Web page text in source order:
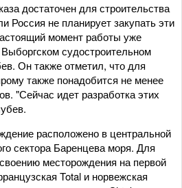
достаточен для строительства
Россия не планирует закупать эти
момент работы уже
судостроительном
Он также отметил, что для
также понадобится не менее
"Сейчас идет разработка этих
расположено в центральной
сектора Баренцева моря. Для
месторождения на первой
Total и норвежская